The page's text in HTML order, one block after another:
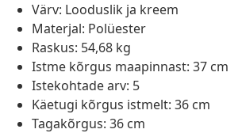
Värv: Looduslik ja kreem
Materjal: Polüester
Raskus: 54,68 kg
Istme kõrgus maapinnast: 37 cm
Istekohtade arv: 5
Käetugi kõrgus istmelt: 36 cm
Tagakõrgus: 36 cm